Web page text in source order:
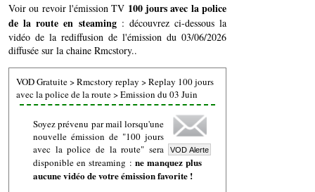
Voir ou revoir l'émission TV 100 jours avec la police
de la route en steaming: découvrez ci-dessous la
vidéo de la rediffusion de l'émission du 03/06/2026
diffusée sur la chaine Rmcstory..
VOD Gratuite>Rmcstory replay >Replay 100 jours
avec la police de la route>Emission du 03 Juin
Soyez prévenu par mail lorsqu'une
nouvelle émission de "100 jours
avec la police de la route" sera
disponible en streaming : ne manquez plus
aucune vidéo de votre émission favorite !